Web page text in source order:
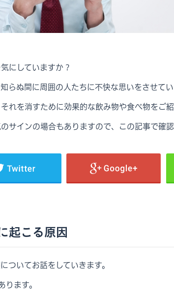
にしていますか？
らぬ間に周囲の人たちに不快な思いをさせてい
れを消すために効果的な飲み物や食べ物をご紹
サインの場合もありますので、この記事で確認
起こる原因
ついてお話をしていきます。
ます。